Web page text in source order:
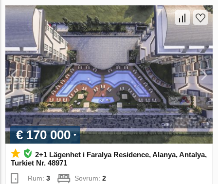
€ 170 000
2+1 Lägenhet i Faralya Residence, Alanya, Antalya,
Turkiet Nr. 48971
Rum:3 Sovrum:2